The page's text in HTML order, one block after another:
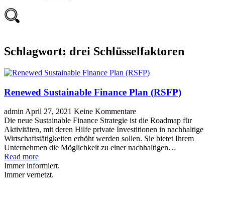
Schlagwort: drei Schlüsselfaktoren
Renewed Sustainable Finance Plan (RSFP)
adminApril 27, 2021 Keine Kommentare
Die neue Sustainable Finance Strategie ist die Roadmap für
Aktivitäten, mit deren Hilfe private Investitionen in nachhaltige
Wirtschaftstätigkeiten erhöht werden sollen. Sie bietet Ihrem
Unternehmen die Möglichkeit zu einer nachhaltigen…
Read more
Immer informiert.
Immer vernetzt.